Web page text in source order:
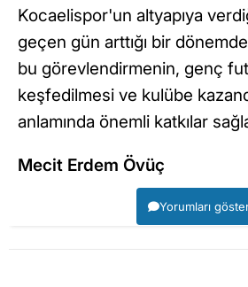
Kocaelispor'un altyapıya
geçen gün arttığı bir
bu görevlendirmenin, genç
keşfedilmesi ve kulübe
anlamında önemli katkılar
Mecit Erdem Övüç
Yorumları